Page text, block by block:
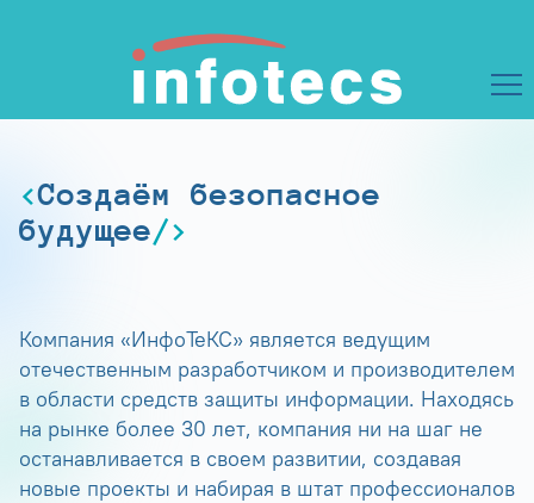
Создаём безопасное
будущее
Компания «ИнфоТеКС» является ведущим
отечественным разработчиком и производителем
в области средств защиты информации. Находясь
на рынке более 30 лет, компания ни на шаг не
останавливается в своем развитии, создавая
новые проекты и набирая в штат профессионалов